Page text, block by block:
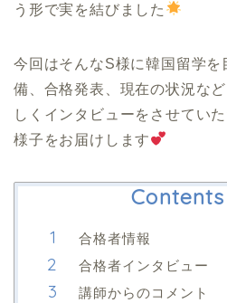
う形で実を結びました
今回はそんなS様に韓国留学
備、合格発表、現在の状況な
しくインタビューをさせてい
様子をお届けします
Contents
合格者情報
合格者インタビュー
講師からのコメント